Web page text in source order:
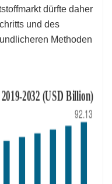
dürfte daher
und des
Methoden